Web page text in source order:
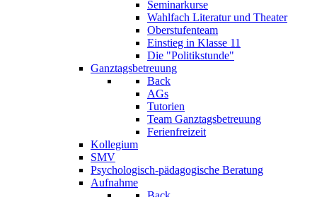
Seminarkurse
Wahlfach Literatur und Theater
Oberstufenteam
Einstieg in Klasse 11
Die "Politikstunde"
Ganztagsbetreuung
Back
AGs
Tutorien
Team Ganztagsbetreuung
Ferienfreizeit
Kollegium
SMV
Psychologisch-pädagogische Beratung
Aufnahme